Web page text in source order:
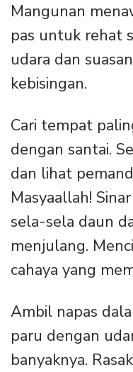
Mangunan
pas untuk rehat
udara dan
kebisingan.
Cari tempat
dengan santai.
dan lihat
Masyaallah!
sela-sela daun
menjulang.
cahaya yang
Ambil napas
paru dengan
banyaknya.